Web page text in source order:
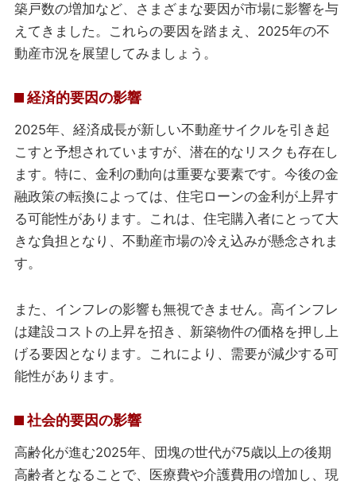
築戸数の増加など、さまざまな要因が市場に影響を与
えてきました。これらの要因を踏まえ、2025年の不
動産市況を展望してみましょう。
経済的要因の影響
2025年、経済成長が新しい不動産サイクルを引き起
こすと予想されていますが、潜在的なリスクも存在し
ます。特に、金利の動向は重要な要素です。今後の金
融政策の転換によっては、住宅ローンの金利が上昇す
る可能性があります。これは、住宅購入者にとって大
きな負担となり、不動産市場の冷え込みが懸念されま
す。
また、インフレの影響も無視できません。高インフレ
は建設コストの上昇を招き、新築物件の価格を押し上
げる要因となります。これにより、需要が減少する可
能性があります。
社会的要因の影響
高齢化が進む2025年、団塊の世代が75歳以上の後期
高齢者となることで、医療費や介護費用の増加し、現